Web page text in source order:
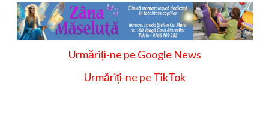
Urmăriți-ne pe Google News
Urmăriți-ne pe TikTok